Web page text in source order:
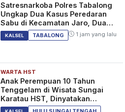
Satresnarkoba Polres Tabalong
Ungkap Dua Kasus Peredaran
Sabu di Kecamatan Jaro, Dua
Pelaku Diamankan
KALSEL TABALONG 1 jam yang lalu
WARTA HST
Anak Perempuan 10 Tahun
Tenggelam di Wisata Sungai
Karatau HST, Dinyatakan
Meninggal Dunia